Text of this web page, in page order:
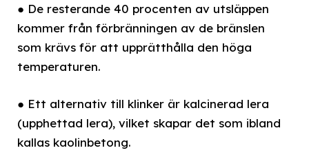
● De resterande 40 procenten av utsläppen
kommer från förbränningen av de bränslen
som krävs för att upprätthålla den höga
temperaturen.
● Ett alternativ till klinker är kalcinerad lera
(upphettad lera), vilket skapar det som ibland
kallas kaolinbetong.